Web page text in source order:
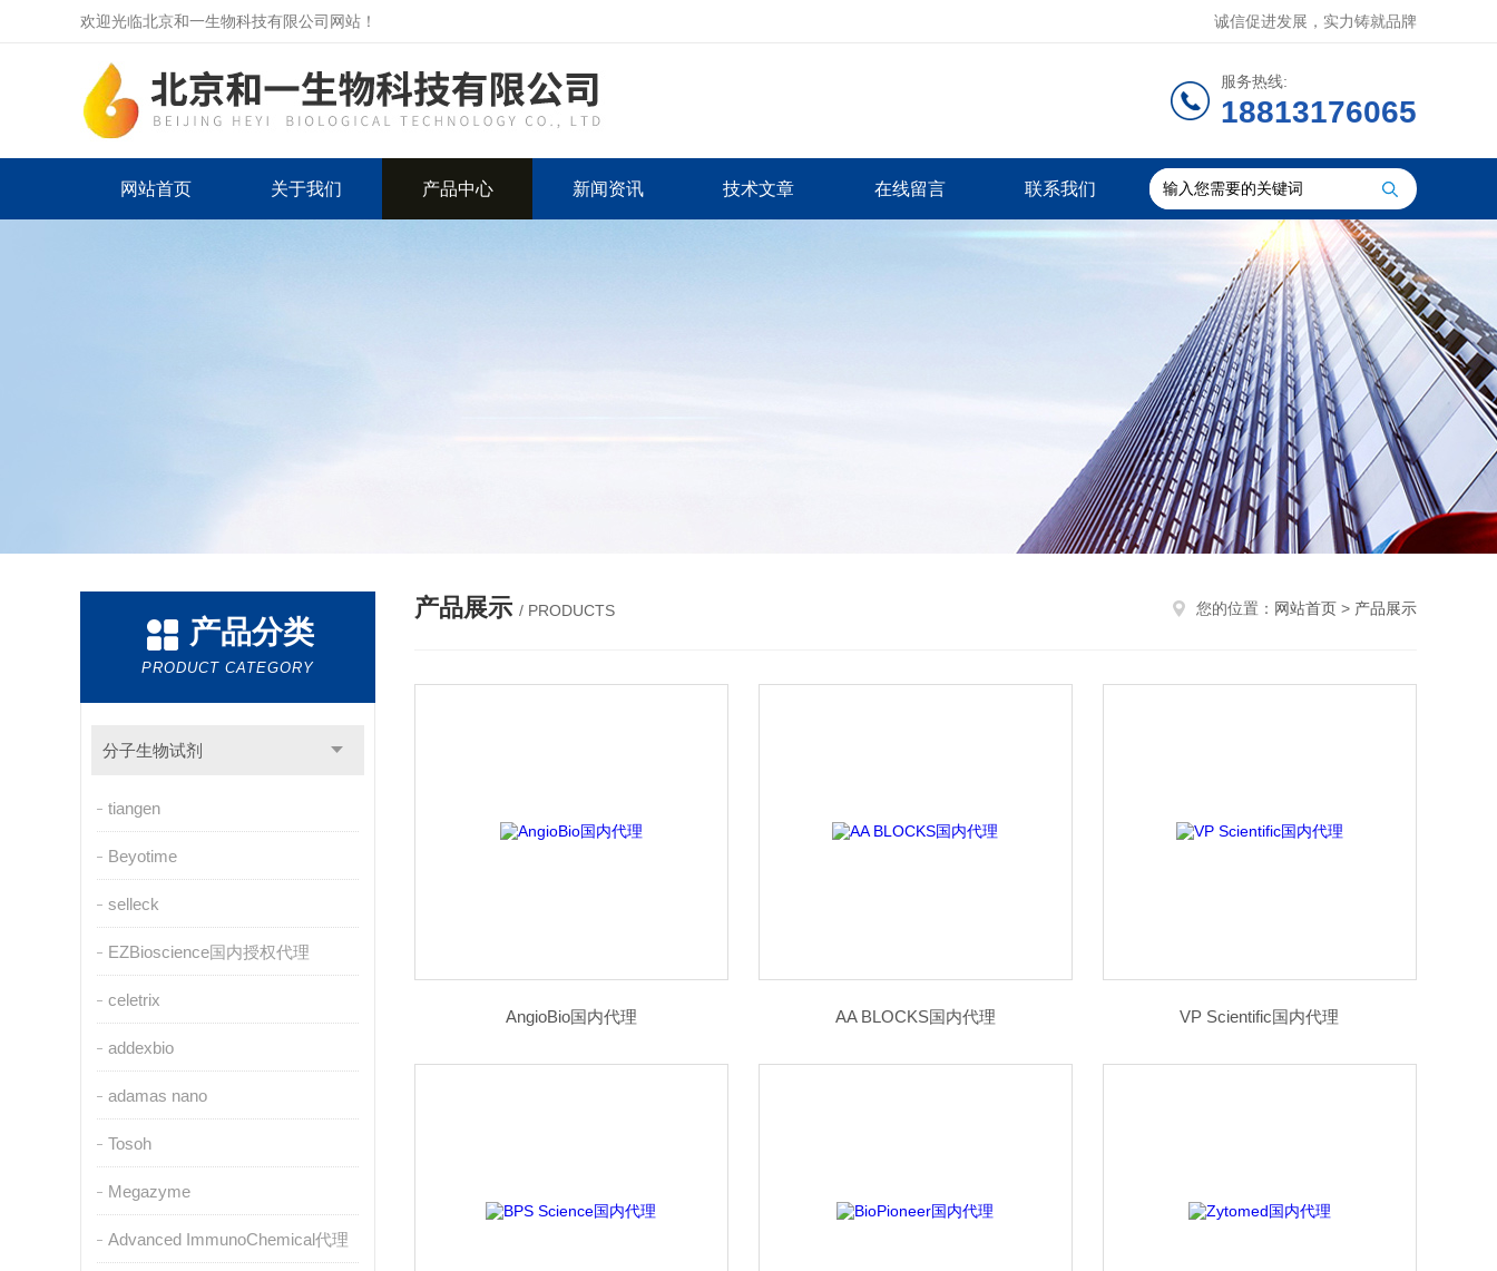
欢迎光临北京和一生物科技有限公司网站！ 诚信促进发展，实力铸就品牌
服务热线:
18813176065
网站首页 关于我们 产品中心 新闻资讯 技术文章 在线留言 联系我们
产品分类
PRODUCT CATEGORY
分子生物试剂
tiangen
Beyotime
selleck
EZBioscience国内授权代理
celetrix
addexbio
adamas nano
Tosoh
Megazyme
Advanced ImmunoChemical代理
产品展示 / PRODUCTS 您的位置： 网站首页 > 产品展示
AngioBio国内代理 AA BLOCKS国内代理 VP Scientific国内代理